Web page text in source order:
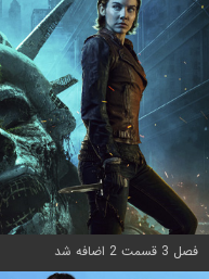
فصل 3 قسمت 2 اضافه شد